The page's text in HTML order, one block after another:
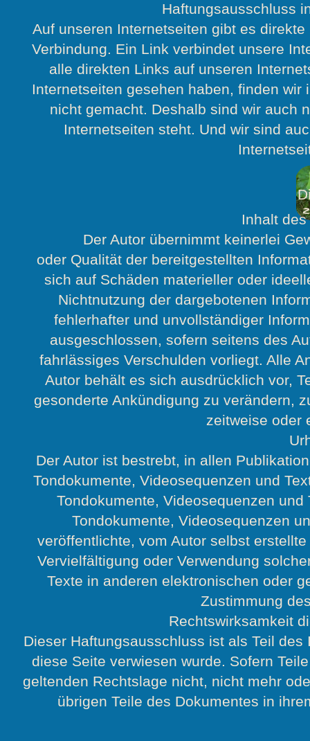
Haftungsausschluss
Auf unseren Internetseiten gibt es
Verbindung. Ein Link verbindet unsere
alle direkten Links auf unseren
Internetseiten gesehen haben, finden
nicht gemacht. Deshalb sind wir auch
Internetseiten steht. Und wir sind
Inhalt
Der Autor übernimmt keinerlei
oder Qualität der bereitgestellten
sich auf Schäden materieller oder
Nichtnutzung der dargebotenen
fehlerhafter und unvollständiger
ausgeschlossen, sofern seitens des
fahrlässiges Verschulden vorliegt. Alle
Autor behält es sich ausdrücklich vor,
gesonderte Ankündigung zu verändern,
zeitweise oder
Der Autor ist bestrebt, in allen
Tondokumente, Videosequenzen und
Tondokumente, Videosequenzen
Tondokumente, Videosequenzen
veröffentlichte, vom Autor selbst
Vervielfältigung oder Verwendung
Texte in anderen elektronischen oder
Zustimmung
Rechtswirksamkeit
Dieser Haftungsausschluss ist als Teil
diese Seite verwiesen wurde. Sofern
geltenden Rechtslage nicht, nicht mehr
übrigen Teile des Dokumentes in